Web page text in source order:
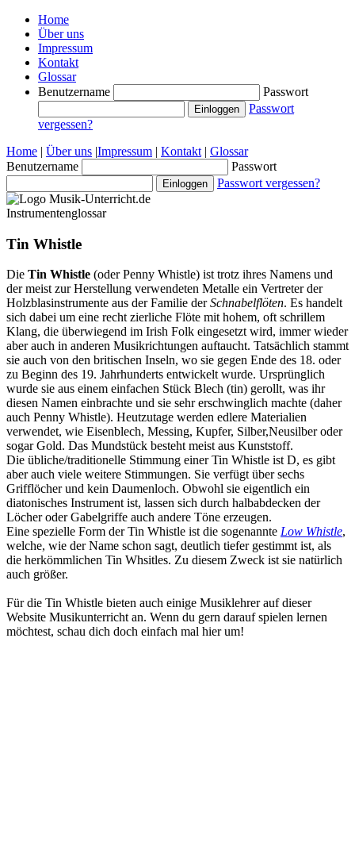
Home
Über uns
Impressum
Kontakt
Glossar
Benutzername
Passwort
Passwort
vergessen?
Home | Über uns |Impressum | Kontakt | Glossar
Benutzername
Passwort
Passwort vergessen?
Instrumentenglossar
Tin Whistle
Die Tin Whistle (oder Penny Whistle) ist trotz ihres Namens und
der meist zur Herstellung verwendeten Metalle ein Vertreter der
Holzblasinstrumente aus der Familie derSchnabelflöten. Es handelt
sich dabei um eine recht zierliche Flöte mit hohem, oft schrillem
Klang, die überwiegend im Irish Folk eingesetzt wird, immer wieder
aber auch in anderen Musikrichtungen auftaucht. Tatsächlich stammt
sie auch von den britischen Inseln, wo sie gegen Ende des 18. oder
zu Beginn des 19. Jahrhunderts entwickelt wurde. Ursprünglich
wurde sie aus einem einfachen Stück Blech (tin) gerollt, was ihr
diesen Namen einbrachte und sie sehr erschwinglich machte (daher
auch Penny Whistle). Heutzutage werden edlere Materialien
verwendet, wie Eisenblech, Messing, Kupfer, Silber,Neusilber oder
sogar Gold. Das Mundstück besteht meist aus Kunststoff.
Die übliche/traditionelle Stimmung einer Tin Whistle ist D, es gibt
aber auch viele weitere Stimmungen. Sie verfügt über sechs
Grifflöcher und kein Daumenloch. Obwohl sie eigentlich ein
diatonisches Instrument ist, lassen sich durch halbabdecken der
Löcher oder Gabelgriffe auch andere Töne erzeugen.
Eine spezielle Form der Tin Whistle ist die sogenannte Low Whistle,
welche, wie der Name schon sagt, deutlich tiefer gestimmt ist, als
die herkömmlichen Tin Whsitles. Zu diesem Zweck ist sie natürlich
auch größer.
Für die Tin Whistle bieten auch einige Musiklehrer auf dieser
Website Musikunterricht an. Wenn du gern darauf spielen lernen
möchtest, schau dich doch einfach mal hier um!